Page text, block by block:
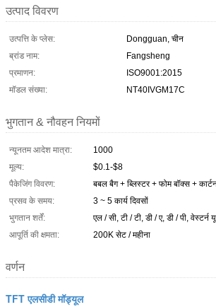
उत्पाद विवरण
उत्पत्ति के प्लेस:
Dongguan, चीन
ब्रांड नाम:
Fangsheng
प्रमाणन:
ISO9001:2015
मॉडल संख्या:
NT40IVGM17C
भुगतान & नौवहन नियमों
न्यूनतम आदेश मात्रा:
1000
मूल्य:
$0.1-$8
पैकेजिंग विवरण:
बबल बैग + ब्लिस्टर + फोम बॉक्स +
प्रसव के समय:
3 ~ 5 कार्य दिवसों
भुगतान शर्तें:
एल / सी, टी / टी, डी / ए, डी / पी, वेस्टर्न
आपूर्ति की क्षमता:
200K सेट / महीना
वर्णन
TFT एलसीडी मॉड्यूल